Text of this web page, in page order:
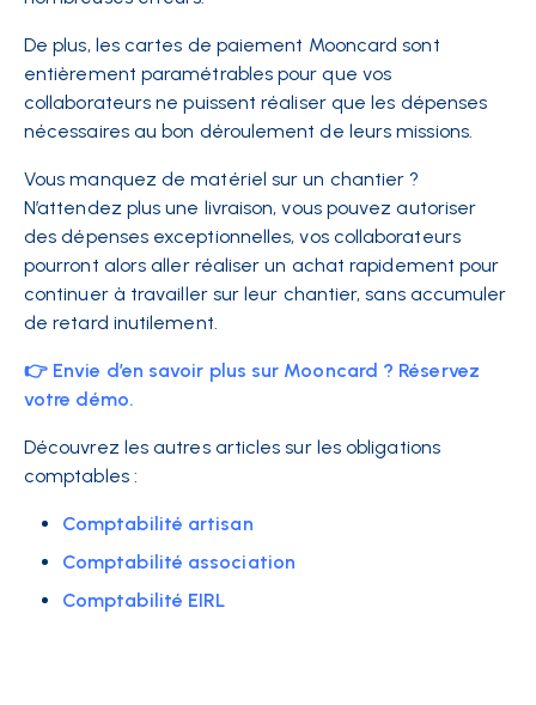
De plus, les cartes de paiement Mooncard sont
entièrement paramétrables pour que vos
collaborateurs ne puissent réaliser que les dépenses
nécessaires au bon déroulement de leurs missions.
Vous manquez de matériel sur un chantier ?
N’attendez plus une livraison, vous pouvez autoriser
des dépenses exceptionnelles, vos collaborateurs
pourront alors aller réaliser un achat rapidement pour
continuer à travailler sur leur chantier, sans accumuler
de retard inutilement.
👉 Envie d’en savoir plus sur Mooncard ? Réservez
votre démo.
Découvrez les autres articles sur les obligations
comptables :
Comptabilité artisan
Comptabilité association
Comptabilité EIRL